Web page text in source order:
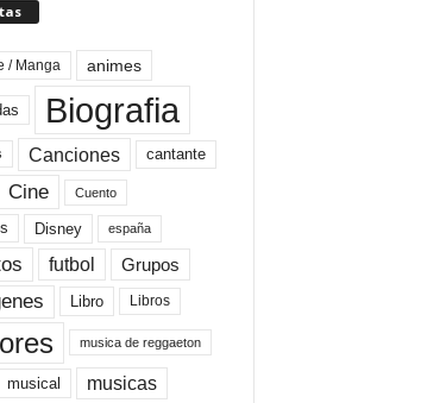
/ Manga animes
Biografia
Canciones cantante
Cine Cuento
Disney españa
futbol Grupos
Libro Libros
musica de reggaeton
musical musicas